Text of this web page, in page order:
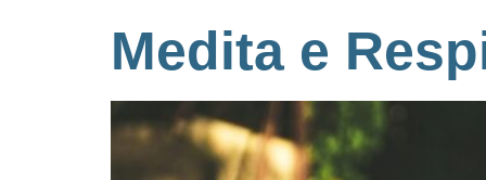
Medita e